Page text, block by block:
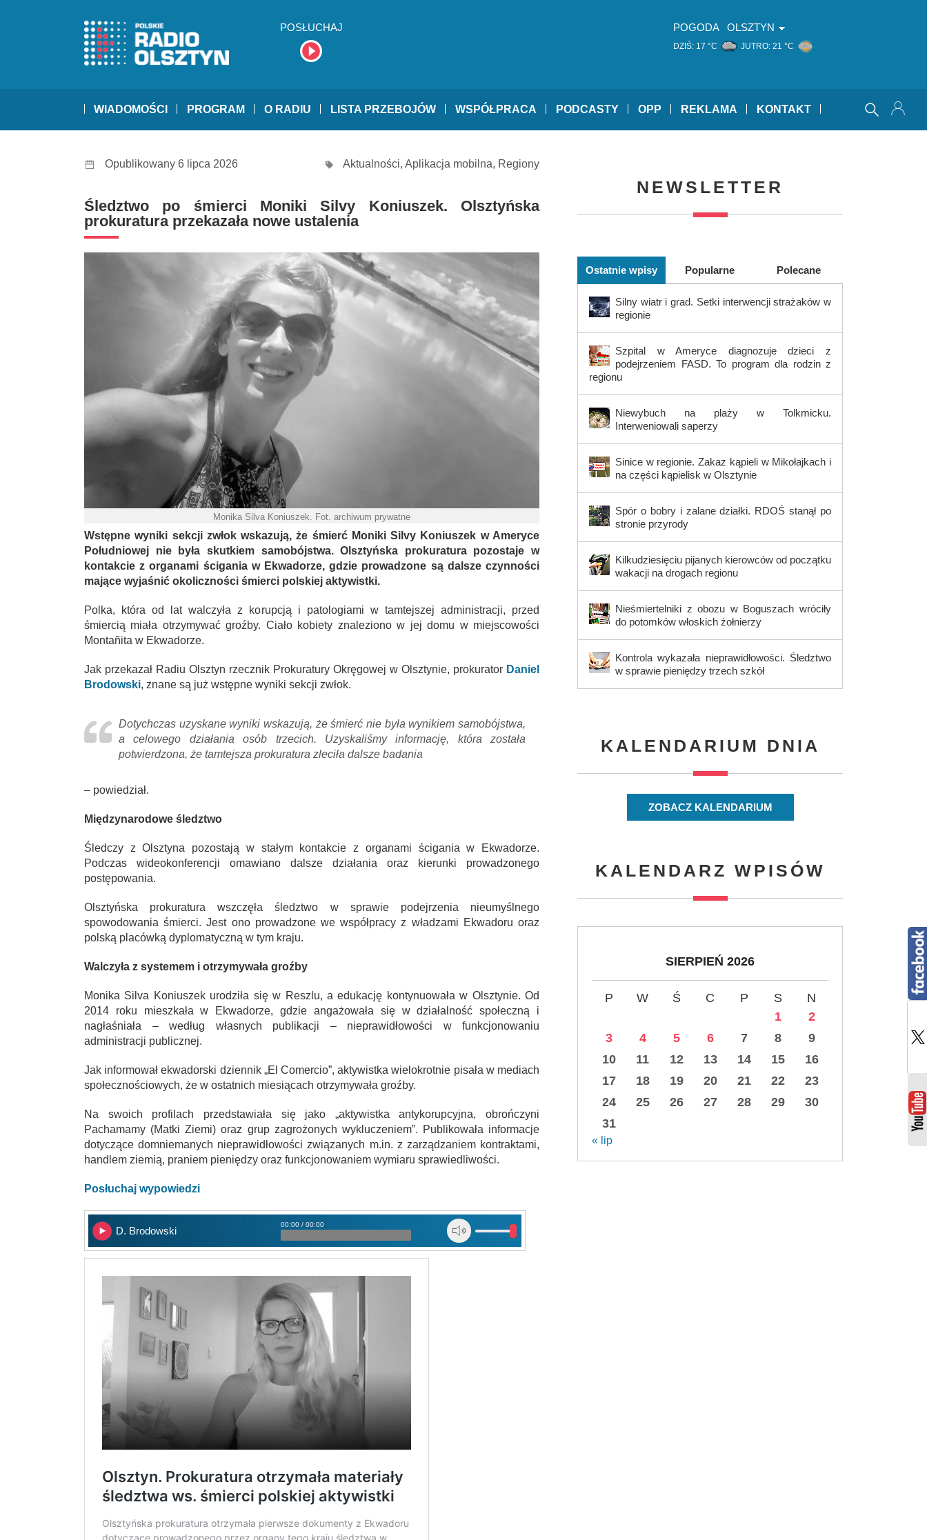
POSŁUCHAJ POGODA OLSZTYN
DZIŚ: 17 °C JUTRO: 21 °C
WIADOMOŚCI PROGRAM O RADIU LISTA PRZEBOJÓW WSPÓŁPRACA PODCASTY OPP REKLAMA KONTAKT
Opublikowany 6 lipca 2026 Aktualności, Aplikacja mobilna, Regiony
Śledztwo po śmierci Moniki Silvy Koniuszek. Olsztyńska
prokuratura przekazała nowe ustalenia
Monika Silva Koniuszek. Fot. archiwum prywatne
Wstępne wyniki sekcji zwłok wskazują, że śmierć Moniki Silvy Koniuszek w Ameryce
Południowej nie była skutkiem samobójstwa. Olsztyńska prokuratura pozostaje w
kontakcie z organami ścigania w Ekwadorze, gdzie prowadzone są dalsze czynności
mające wyjaśnić okoliczności śmierci polskiej aktywistki.
Polka, która od lat walczyła z korupcją i patologiami w tamtejszej administracji, przed
śmiercią miała otrzymywać groźby. Ciało kobiety znaleziono w jej domu w miejscowości
Montañita w Ekwadorze.
Jak przekazał Radiu Olsztyn rzecznik Prokuratury Okręgowej w Olsztynie, prokurator Daniel
Brodowski, znane są już wstępne wyniki sekcji zwłok.
Dotychczas uzyskane wyniki wskazują, że śmierć nie była wynikiem samobójstwa,
a celowego działania osób trzecich. Uzyskaliśmy informację, która została
potwierdzona, że tamtejsza prokuratura zleciła dalsze badania
– powiedział.
Międzynarodowe śledztwo
Śledczy z Olsztyna pozostają w stałym kontakcie z organami ścigania w Ekwadorze.
Podczas wideokonferencji omawiano dalsze działania oraz kierunki prowadzonego
postępowania.
Olsztyńska prokuratura wszczęła śledztwo w sprawie podejrzenia nieumyślnego
spowodowania śmierci. Jest ono prowadzone we współpracy z władzami Ekwadoru oraz
polską placówką dyplomatyczną w tym kraju.
Walczyła z systemem i otrzymywała groźby
Monika Silva Koniuszek urodziła się w Reszlu, a edukację kontynuowała w Olsztynie. Od
2014 roku mieszkała w Ekwadorze, gdzie angażowała się w działalność społeczną i
nagłaśniała – według własnych publikacji – nieprawidłowości w funkcjonowaniu
administracji publicznej.
Jak informował ekwadorski dziennik „El Comercio”, aktywistka wielokrotnie pisała w mediach
społecznościowych, że w ostatnich miesiącach otrzymywała groźby.
Na swoich profilach przedstawiała się jako „aktywistka antykorupcyjna, obrończyni
Pachamamy (Matki Ziemi) oraz grup zagrożonych wykluczeniem”. Publikowała informacje
dotyczące domniemanych nieprawidłowości związanych m.in. z zarządzaniem kontraktami,
handlem ziemią, praniem pieniędzy oraz funkcjonowaniem wymiaru sprawiedliwości.
Posłuchaj wypowiedzi
D. Brodowski
00:00 / 00:00
NEWSLETTER
Ostatnie wpisy Popularne Polecane
Silny wiatr i grad. Setki interwencji strażaków w
regionie
Szpital w Ameryce diagnozuje dzieci z
podejrzeniem FASD. To program dla rodzin z
regionu
Niewybuch na plaży w Tolkmicku.
Interweniowali saperzy
Sinice w regionie. Zakaz kąpieli w Mikołajkach i
na części kąpielisk w Olsztynie
Spór o bobry i zalane działki. RDOŚ stanął po
stronie przyrody
Kilkudziesięciu pijanych kierowców od początku
wakacji na drogach regionu
Nieśmiertelniki z obozu w Boguszach wróciły
do potomków włoskich żołnierzy
Kontrola wykazała nieprawidłowości. Śledztwo
w sprawie pieniędzy trzech szkół
KALENDARIUM DNIA
ZOBACZ KALENDARIUM
KALENDARZ WPISÓW
SIERPIEŃ 2026
P W Ś C P S
N
1
2
3
4 5 6 7 8
9
10
11 12 13 14 15
16
17
18 19 20 21 22
23
24
25 26 27 28 29
30
31
« lip